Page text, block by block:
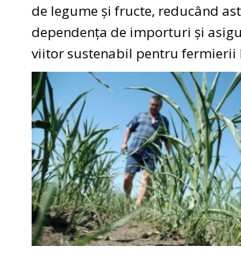
de legume și fructe, reducând
dependența de importuri și
viitor sustenabil pentru fermierii